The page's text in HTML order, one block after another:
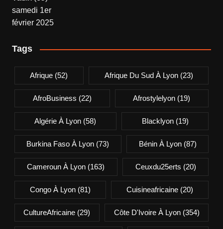
Tags
Afrique (52) Afrique Du Sud À Lyon(23)
AfroBusiness (22) Afrostylelyon (19)
Algérie À Lyon (58) Blacklyon(19)
Burkina Faso À Lyon (73) Bénin À Lyon(87)
Cameroun À Lyon (163) Ceuxdu25erts (20)
Congo À Lyon(81) Cuisineafricaine (20)
CultureAfricaine (29) Côte D'Ivoire À Lyon(354)